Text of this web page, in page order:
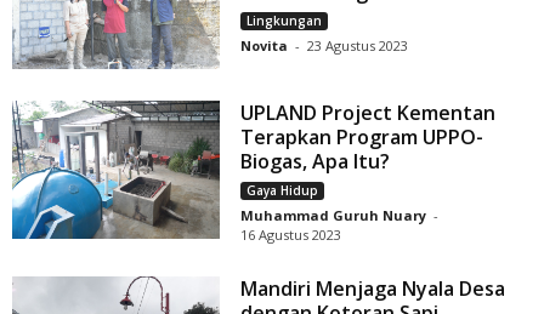
Lingkungan
Novita - 23 Agustus 2023
UPLAND Project Kementan
Terapkan Program UPPO-
Biogas, Apa Itu?
Gaya Hidup
Muhammad Guruh Nuary -
16 Agustus 2023
Mandiri Menjaga Nyala Desa